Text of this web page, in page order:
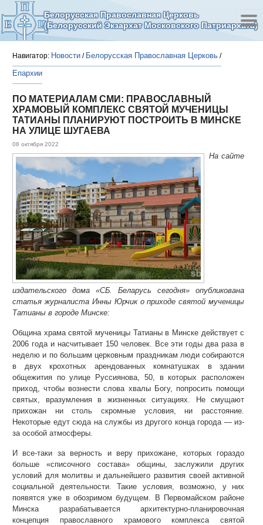
Белорусская Православная Церковь
(Белорусский Экзархат Московского Патриархата)
Навигатор: Новости / Белорусская Православная Церковь /
Епархии
ПО МАТЕРИАЛАМ СМИ: ПРАВОСЛАВНЫЙ
ХРАМОВЫЙ КОМПЛЕКС СВЯТОЙ МУЧЕНИЦЫ
ТАТИАНЫ ПЛАНИРУЮТ ПОСТРОИТЬ В МИНСКЕ
НА УЛИЦЕ ШУГАЕВА
08 октября 2022
На сайте
издательского дома «СБ. Беларусь сегодня» опубликована
статья журналиста Инны Юрчик о приходе святой мученицы
Татианы в городе Минске:
Община храма святой мученицы Татианы в Минске действует с
2006 года и насчитывает 150 человек. Все эти годы два раза в
неделю и по большим церковным праздникам люди собираются
в двух крохотных арендованных комнатушках в здании
общежития по улице Руссиянова, 50, в которых расположен
приход, чтобы вознести слова хвалы Богу, попросить помощи
святых, вразумления в жизненных ситуациях. Не смущают
прихожан ни столь скромные условия, ни расстояние.
Некоторые едут сюда на службы из другого конца города — из-
за особой атмосферы.
И все-таки за верность и веру прихожане, которых гораздо
больше «списочного состава» общины, заслужили других
условий для молитвы и дальнейшего развития своей активной
социальной деятельности. Такие условия, возможно, у них
появятся уже в обозримом будущем. В Первомайском районе
Минска разрабатывается архитектурно-планировочная
концепция православного храмового комплекса святой